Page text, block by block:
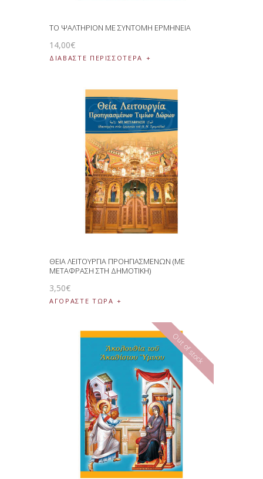
ΤΟ ΨΑΛΤΗΡΙΟΝ ΜΕ ΣΥΝΤΟΜΗ ΕΡΜΗΝΕΙΑ
14,00€
ΔΙΑΒΆΣΤΕ ΠΕΡΙΣΣΌΤΕΡΑ
ΘΕΙΑ ΛΕΙΤΟΥΡΓΙΑ ΠΡΟΗΓΙΑΣΜΕΝΩΝ (ΜΕ
ΜΕΤΑΦΡΑΣΗ ΣΤΗ ΔΗΜΟΤΙΚΗ)
3,50€
ΑΓΟΡΑΣΤΕ ΤΩΡΑ
Out of stock